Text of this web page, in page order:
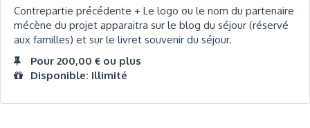
Contrepartie précédente + Le logo ou le nom du partenaire
mécène du projet apparaitra sur le blog du séjour (réservé
aux familles) et sur le livret souvenir du séjour.
Pour 200,00 € ou plus
Disponible: Illimité